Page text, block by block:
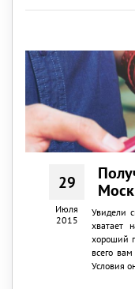
29
Июля
2015
Увидели
хватает
хороший
всего
Условия